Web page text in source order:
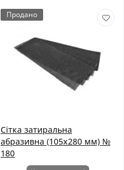
Продано
Сітка затиральна
абразивна (105x280 мм) №
180